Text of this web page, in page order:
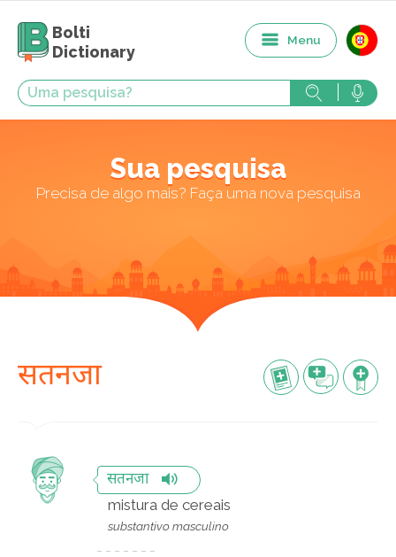
Bolti
Dictionary
Menu
Sua pesquisa
Precisa de algo mais? Faça uma nova pesquisa
सतनजा
सतनजा
mistura de cereais
substantivo masculino